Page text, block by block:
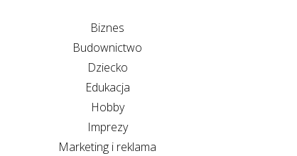
Biznes
Budownictwo
Dziecko
Edukacja
Hobby
Imprezy
Marketing i reklama